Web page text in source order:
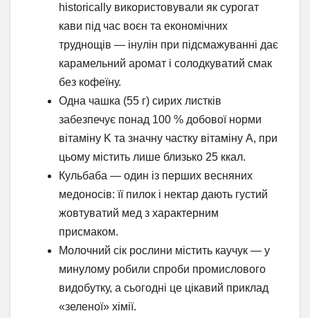
historically використовували як сурогат
кави під час воєн та економічних
труднощів — інулін при підсмажуванні дає
карамельний аромат і солодкуватий смак
без кофеїну.
Одна чашка (55 г) сирих листків
забезпечує понад 100 % добової норми
вітаміну K та значну частку вітаміну A, при
цьому містить лише близько 25 ккал.
Кульбаба — один із перших весняних
медоносів: її пилок і нектар дають густий
жовтуватий мед з характерним
присмаком.
Молочний сік рослини містить каучук — у
минулому робили спроби промислового
видобутку, а сьогодні це цікавий приклад
«зеленої» хімії.